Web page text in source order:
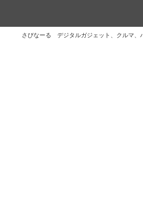
さびなーる デジタルガジェット、クルマ、